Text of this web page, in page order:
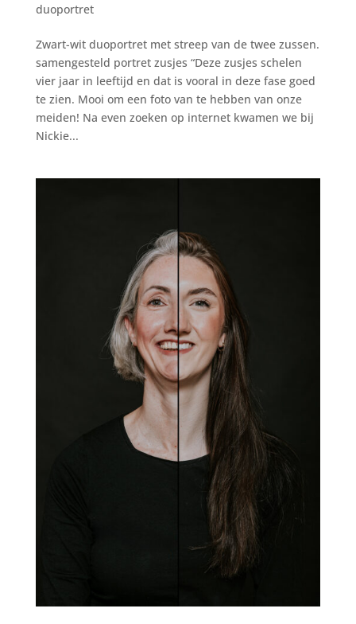
duoportret
Zwart-wit duoportret met streep van de twee zussen.
samengesteld portret zusjes “Deze zusjes schelen
vier jaar in leeftijd en dat is vooral in deze fase goed
te zien. Mooi om een foto van te hebben van onze
meiden! Na even zoeken op internet kwamen we bij
Nickie...